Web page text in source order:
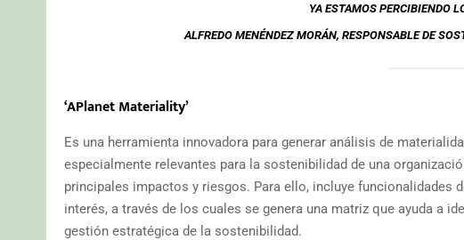
YA ESTAMOS PERCIBIENDO
ALFREDO MENÉNDEZ MORÁN, RESPONSABLE DE
‘APlanet Materiality’
Es una herramienta innovadora para generar análisis de
especialmente relevantes para la sostenibilidad de una
principales impactos y riesgos. Para ello, incluye funcionalidades
interés, a través de los cuales se genera una matriz que ayuda a
gestión estratégica de la sostenibilidad.